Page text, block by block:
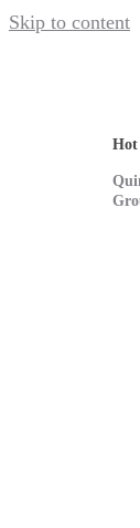
Skip to content
Hot